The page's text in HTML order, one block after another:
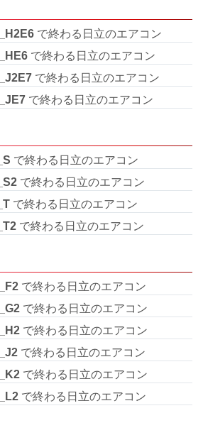
で終わる日立のエアコン
で終わる日立のエアコン
で終わる日立のエアコン
で終わる日立のエアコン
で終わる日立のエアコン
で終わる日立のエアコン
で終わる日立のエアコン
で終わる日立のエアコン
で終わる日立のエアコン
で終わる日立のエアコン
で終わる日立のエアコン
で終わる日立のエアコン
で終わる日立のエアコン
で終わる日立のエアコン